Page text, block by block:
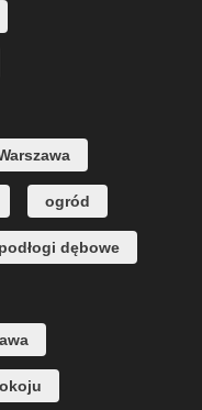
ogród
podłogi dębowe